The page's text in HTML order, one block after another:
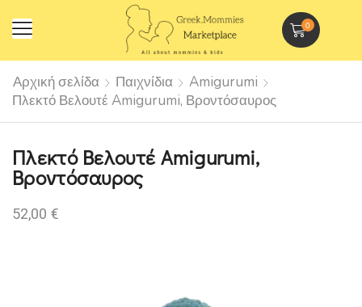
0
Αρχική σελίδα Παιχνίδια
Amigurumi
Πλεκτό Βελουτέ Amigurumi, Βροντόσαυρος
Πλεκτό Βελουτέ Amigurumi,
Βροντόσαυρος
52,00 €